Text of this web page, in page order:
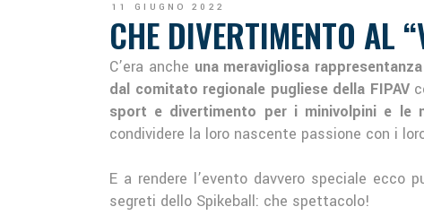
11 GIUGNO 2022
CHE DIVERTIMENTO AL
C’era anche una meravigliosa
dal comitato regionale pugliese della FIPAV
sport e divertimento per i minivolpini e le
condividere la loro nascente passione con i
E a rendere l’evento davvero speciale ecco
segreti dello Spikeball: che spettacolo!